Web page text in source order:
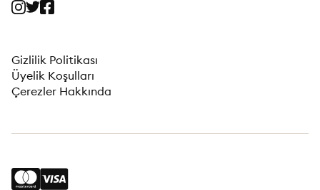
Gizlilik Politikası
Üyelik Koşulları
Çerezler Hakkında